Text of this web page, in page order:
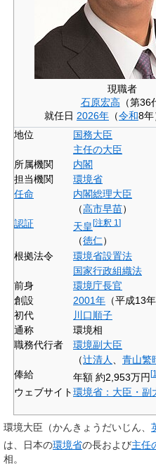
現職者
石原宏高 （第36
就任日 2026年 （令和8年
地位
国務大臣
主任の大臣
所属機関
内閣
担当機関
環境省
任命
内閣総理大臣
（高市早苗）
認証
天皇[注釈 1 ]
（徳仁）
根拠法令
環境省設置法
国家行政組織法
前身
環境庁長官
創設
2001年 （平成13年
初代
川口順子
通称
環境相
職務代行者
環境副大臣
（辻清人 青山繁
俸給
年額 約2,953万円[1
ウェブサイト環境省：大臣・副
環境大臣 （かんきょうだいじん、
は、日本の環境省の長および主任
相。